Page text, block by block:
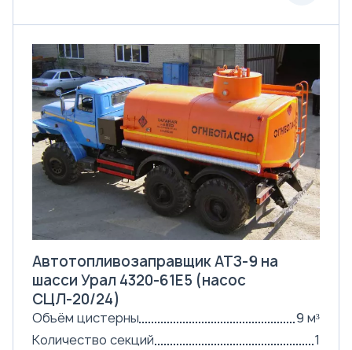
Автотопливозаправщик АТЗ-9 на
шасси Урал 4320-61Е5 (насос
СЦЛ-20/24)
Объём цистерны
9 м³
Количество секций
1